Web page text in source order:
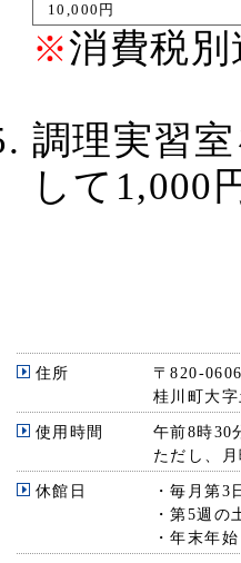
10,000円
※消費税
調理実習
して1,000
住所
〒820-
桂川町大
使用時間
午前8時30
ただし、
休館日
・毎月第3
・第5週の
・年末年